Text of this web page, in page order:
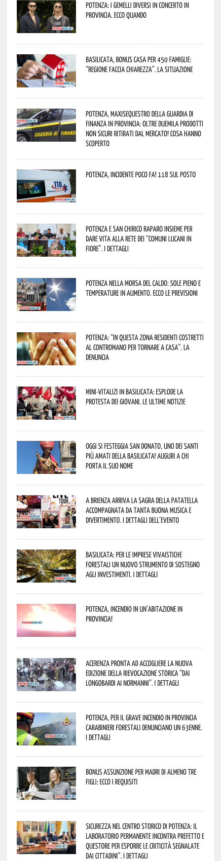
Potenza: i Gemelli DiVersi in concerto in
provincia. Ecco quando
Basilicata, Bonus casa per 450 famiglie:
“Regione faccia chiarezza”. La situazione
Potenza, maxisequestro della Guardia di
Finanza in provincia: oltre duemila prodotti
non sicuri ritirati dal mercato! Cosa hanno
scoperto
Potenza, incidente poco fa! 118 sul posto
Potenza e San Chirico Raparo insieme per
dare vita alla rete dei “Comuni Lucani in
Fiore”. I dettagli
Potenza nella morsa del caldo: sole pieno e
temperature in aumento. Ecco le previsioni
Potenza: “In questa zona residenti costretti
al contromano per tornare a casa”. La
denuncia
Mini-vitalizi in Basilicata: esplode la
protesta dei giovani. Le ultime notizie
Oggi si festeggia San Donato, uno dei Santi
più amati della Basilicata! Auguri a chi
porta il suo nome
A Brienza arriva la Sagra della Patatella
accompagnata da tanta buona musica e
divertimento. I dettagli dell’evento
Basilicata: per le imprese vivaistiche
forestali un nuovo strumento di sostegno
agli investimenti. I dettagli
Potenza, incendio in un’abitazione in
provincia!
Acerenza pronta ad accogliere la nuova
edizione della rievocazione storica “Dai
Longobardi ai Normanni”. I dettagli
Potenza, per il grave incendio in Provincia
Carabinieri forestali denunciano un 63enne.
I dettagli
Bonus assunzione per madri di almeno tre
figli: ecco i requisiti
Sicurezza nel Centro Storico di Potenza: il
Laboratorio Permanente incontra Prefetto e
Questore per esporre le criticità segnalate
dai cittadini”. I dettagli